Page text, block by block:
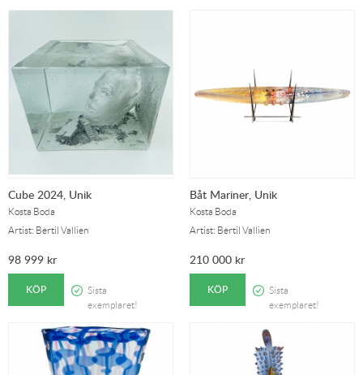
Cube 2024, Unik
Kosta Boda
Artist: Bertil Vallien
98 999 kr
KÖP
Sista
exemplaret!
Båt Mariner, Unik
Kosta Boda
Artist: Bertil Vallien
210 000 kr
KÖP
Sista
exemplaret!